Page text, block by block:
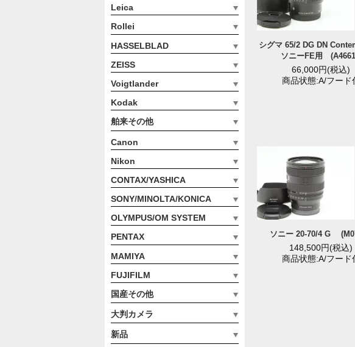
Leica
Rollei
HASSELBLAD
ZEISS
Voigtlander
Kodak
舶来その他
Canon
Nikon
CONTAX/YASHICA
SONY/MINOLTA/KONICA
OLYMPUS/OM SYSTEM
PENTAX
MAMIYA
FUJIFILM
国産その他
大判カメラ
新品
シグマ 65/2 DG DN
ソニーFE用
66,000円(税込)
商品状態:A/フード
ソニー 20-70/4 G
148,500円(税込)
商品状態:A/フード